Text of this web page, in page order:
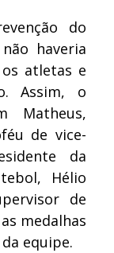
do
haveria
atletas e
Assim, o
Matheus,
de vice-
da
Hélio
de
medalhas
equipe.